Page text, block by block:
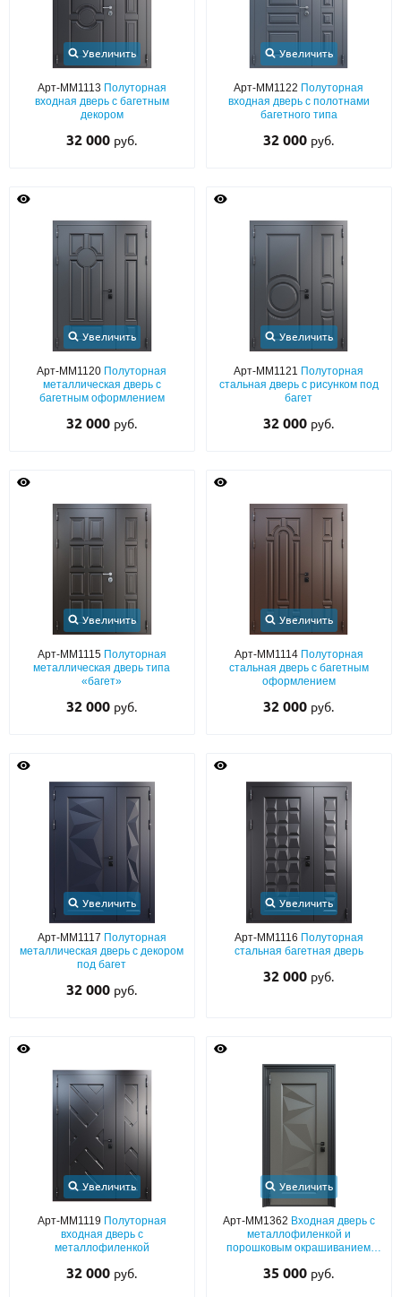
Увеличить
Арт-ММ1113 Полуторная
входная дверь с багетным
декором
32 000 руб.
Увеличить
Арт-ММ1122 Полуторная
входная дверь с полотнами
багетного типа
32 000 руб.
Увеличить
Арт-ММ1120 Полуторная
металлическая дверь с
багетным оформлением
32 000 руб.
Увеличить
Арт-ММ1121 Полуторная
стальная дверь с рисунком под
багет
32 000 руб.
Увеличить
Арт-ММ1115 Полуторная
металлическая дверь типа
«багет»
32 000 руб.
Увеличить
Арт-ММ1114 Полуторная
стальная дверь с багетным
оформлением
32 000 руб.
Увеличить
Арт-ММ1117 Полуторная
металлическая дверь с декором
под багет
32 000 руб.
Увеличить
Арт-ММ1116 Полуторная
стальная багетная дверь
32 000 руб.
Увеличить
Арт-ММ1119 Полуторная
входная дверь с
металлофиленкой
32 000 руб.
Увеличить
Арт-ММ1362 Входная дверь с
металлофиленкой и
порошковым окрашиванием
35 000 руб.